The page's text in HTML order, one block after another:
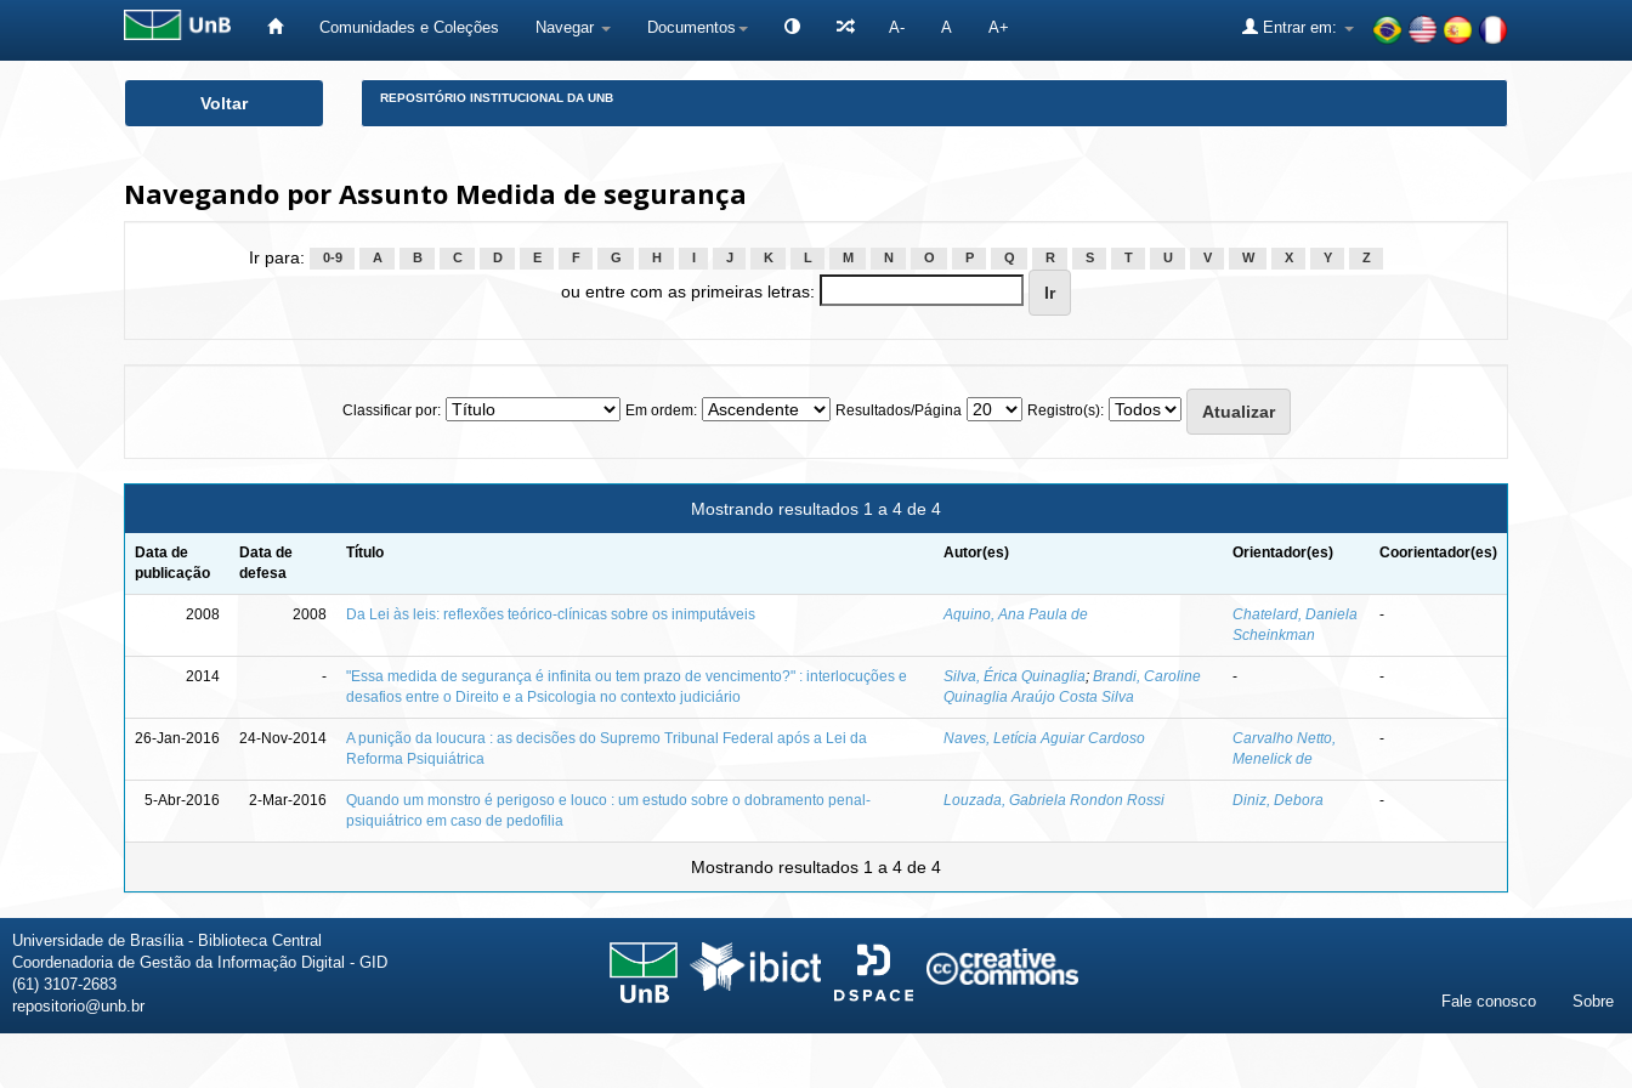
Comunidades e Coleções Navegar Documentos A- A A+ Entrar em:
Voltar REPOSITÓRIO INSTITUCIONAL DA UNB
Navegando por Assunto Medida de segurança
Ir para: 0-9 A B C D E F G H J K L M N O P Q R S T U V W X Y Z
ou entre com as primeiras letras:
Classificar por: Em ordem: Resultados/Página Registro(s):
Mostrando resultados 1 a 4 de 4
Data de
publicação
Data de
defesa
Título Autor(es) Orientador(es) Coorientador(es)
2008 2008 Da Lei às leis: reflexões teórico-clínicas sobre os inimputáveis Aquino, Ana Paula de
Chatelard, Daniela
Scheinkman
-
2014 -
"Essa medida de segurança é infinita ou tem prazo de vencimento?" : interlocuções e
desafios entre o Direito e a Psicologia no contexto judiciário
Silva, Érica Quinaglia; Brandi, Caroline
Quinaglia Araújo Costa Silva
- -
26-Jan-2016 24-Nov-2014
A punição da loucura : as decisões do Supremo Tribunal Federal após a Lei da
Reforma Psiquiátrica
Naves, Letícia Aguiar Cardoso
Carvalho Netto,
Menelick de
-
5-Abr-2016 2-Mar-2016
Quando um monstro é perigoso e louco : um estudo sobre o dobramento penal-
psiquiátrico em caso de pedofilia
Louzada, Gabriela Rondon Rossi Diniz, Debora -
Mostrando resultados 1 a 4 de 4
Universidade de Brasília - Biblioteca Central
Coordenadoria de Gestão da Informação Digital - GID
(61) 3107-2683
repositorio@unb.br
Fale conosco Sobre